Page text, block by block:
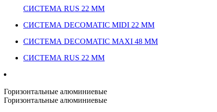
СИСТЕМА RUS 22 ММ
СИСТЕМА DECOMATIC MIDI 22 ММ
СИСТЕМА DECOMATIC MAXI 48 ММ
СИСТЕМА RUS 22 ММ
Горизонтальные алюминиевые
Горизонтальные алюминиевые